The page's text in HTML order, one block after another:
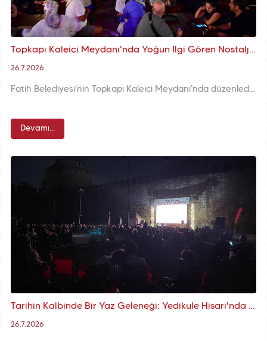
Topkapı Kaleiçi Meydanı'nda Yoğun İlgi Gören Nostalji Günleri, Bilgi Yarışmaları, Sokak Gösterileri ve Mine Geçili Konseriyle Devam Ediyor
26.7.2026
Fatih Belediyesi'nin Topkapı Kaleiçi Meydanı'nda düzenlediği Nostalji Günleri, yedinci gününde Kahoot bilgi yarışmaları, jonglör ve ateşbaz gösterileri, Mine Geçili'nin sahne performansı ve tematik deneyim alanlarıyla nostalji dolu anlara ev sahipliği yaptı.
Devamı...
Tarihin Kalbinde Bir Yaz Geleneği: Yedikule Hisarı'nda Akustik Akşamlar Devam Ediyor
26.7.2026